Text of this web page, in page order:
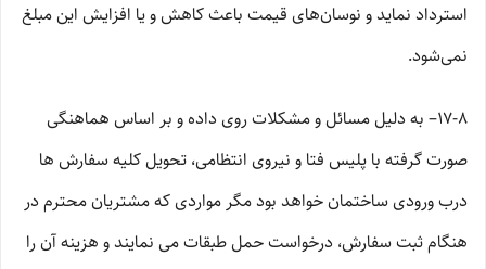
استرداد نماید و نوسان‏‌های قیمت باعث کاهش و یا افزایش این مبلغ
نمی‌‏شود.
۱۷-۸– به دلیل مسائل و مشکلات روی داده و بر اساس هماهنگی
صورت گرفته با پلیس فتا و نیروی انتظامی، تحویل کلیه سفارش ها
درب ورودی ساختمان خواهد بود مگر مواردی که مشتریان محترم در
هنگام ثبت سفارش، درخواست حمل طبقات می نمایند و هزینه آن را